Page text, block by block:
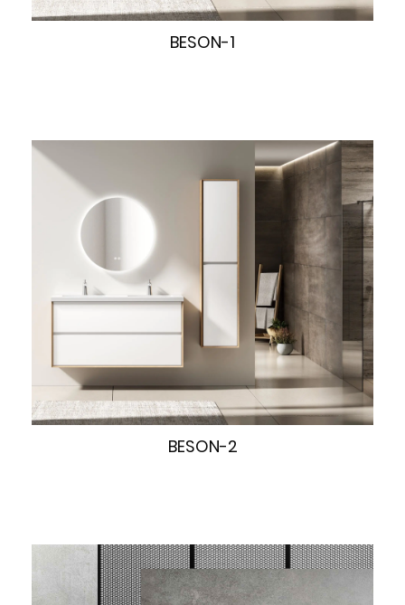
快速浏览
BESON-1
快速浏览
BESON-2